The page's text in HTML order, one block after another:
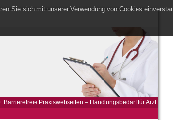
Praxiswebseiten – Handlungsbedarf für Arztpraxen
Sie sich mit unserer Verwendung von Cookies